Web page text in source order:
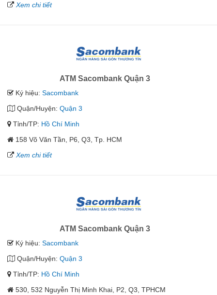
Xem chi tiết
ATM Sacombank Quận 3
Ký hiệu: Sacombank
Quận/Huyện: Quận 3
Tỉnh/TP: Hồ Chí Minh
158 Võ Văn Tần, P6, Q3, Tp. HCM
Xem chi tiết
ATM Sacombank Quận 3
Ký hiệu: Sacombank
Quận/Huyện: Quận 3
Tỉnh/TP: Hồ Chí Minh
530, 532 Nguyễn Thị Minh Khai, P2, Q3, TPHCM